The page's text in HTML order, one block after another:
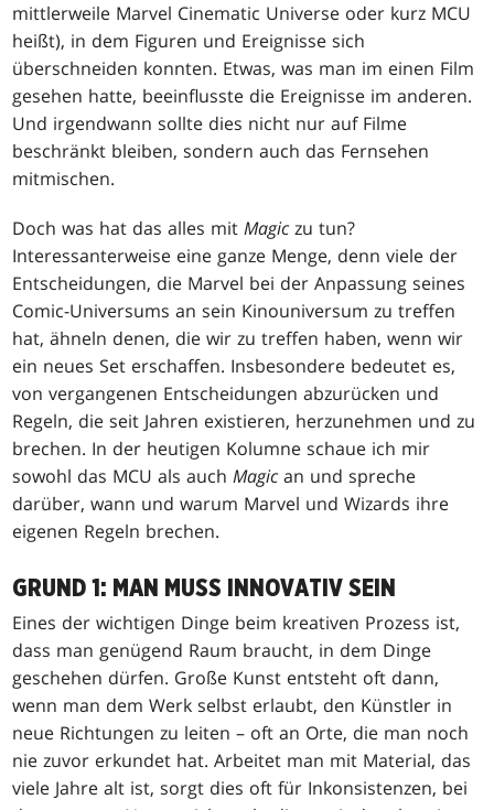
mittlerweile Marvel Cinematic Universe oder kurz MCU
heißt), in dem Figuren und Ereignisse sich
überschneiden konnten. Etwas, was man im einen Film
gesehen hatte, beeinflusste die Ereignisse im anderen.
Und irgendwann sollte dies nicht nur auf Filme
beschränkt bleiben, sondern auch das Fernsehen
mitmischen.
Doch was hat das alles mitMagic zu tun?
Interessanterweise eine ganze Menge, denn viele der
Entscheidungen, die Marvel bei der Anpassung seines
Comic-Universums an sein Kinouniversum zu treffen
hat, ähneln denen, die wir zu treffen haben, wenn wir
ein neues Set erschaffen. Insbesondere bedeutet es,
von vergangenen Entscheidungen abzurücken und
Regeln, die seit Jahren existieren, herzunehmen und zu
brechen. In der heutigen Kolumne schaue ich mir
sowohl das MCU als auchMagic an und spreche
darüber, wann und warum Marvel und Wizards ihre
eigenen Regeln brechen.
GRUND 1: MAN MUSS INNOVATIV SEIN
Eines der wichtigen Dinge beim kreativen Prozess ist,
dass man genügend Raum braucht, in dem Dinge
geschehen dürfen. Große Kunst entsteht oft dann,
wenn man dem Werk selbst erlaubt, den Künstler in
neue Richtungen zu leiten – oft an Orte, die man noch
nie zuvor erkundet hat. Arbeitet man mit Material, das
viele Jahre alt ist, sorgt dies oft für Inkonsistenzen, bei